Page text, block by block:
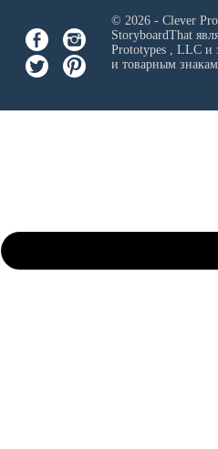
© 2026 - Clever
StoryboardThat
Prototypes , LLCи
и товарным